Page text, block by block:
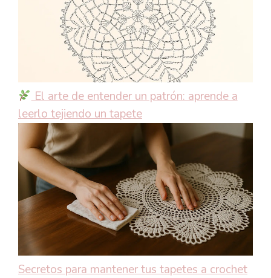
El arte de entender un patrón: aprende a
leerlo tejiendo un tapete
Secretos para mantener tus tapetes a crochet